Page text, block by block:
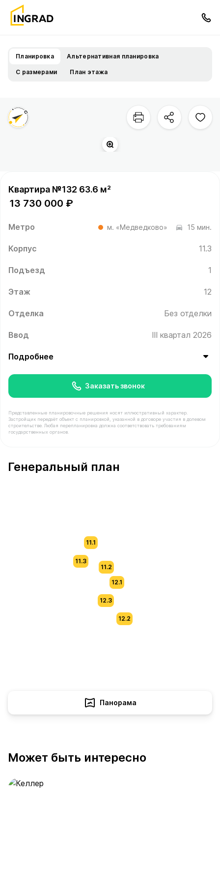
Планировка Альтернативная планировка
С размерами План этажа
Квартира №132 63.6 м²
13 730 000 ₽
Метро м. «Медведково» 15 мин.
Корпус 11.3
Подъезд 1
Этаж 12
Отделка Без отделки
Ввод III квартал 2026
Подробнее
Заказать звонок
Представленные планировочные решения носят иллюстративный характер.
Застройщик передаёт объект с планировкой, указанной в договоре участия в долевом
строительстве. Любая перепланировка должна соответствовать требованиям
государственных органов.
Генеральный план
11.3
11.1
11.2
12.1
12.2
12.3
Панорама
Может быть интересно